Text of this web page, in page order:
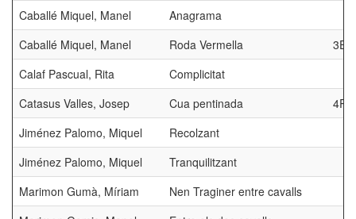
Caballé Miquel, Manel
Anagrama
Caballé Miquel, Manel
Roda Vermella
Calaf Pascual, Rita
Complicitat
Catasus Valles, Josep
Cua pentinada
Jiménez Palomo, Miquel
Recolzant
Jiménez Palomo, Miquel
Tranquilitzant
Marimon Gumà, Míriam
Nen Traginer entre cavalls